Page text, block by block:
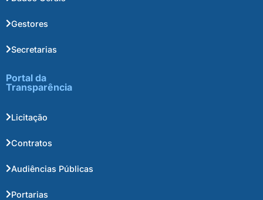
Gestores
Secretarias
Portal da
Transparência
Licitação
Contratos
Audiências Públicas
Portarias